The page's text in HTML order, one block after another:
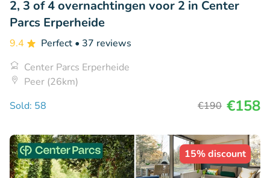
2, 3 of 4 overnachtingen voor 2 in Center
Parcs Erperheide
9.4 Perfect • 37 reviews
Center Parcs Erperheide
Peer (26km)
Sold: 58
€190 €158
15% discount